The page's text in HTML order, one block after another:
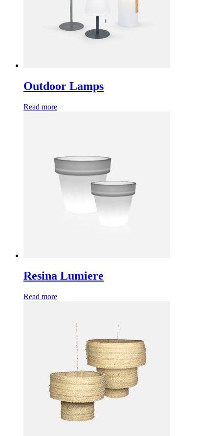
Outdoor Lamps
Read more
Resina Lumiere
Read more